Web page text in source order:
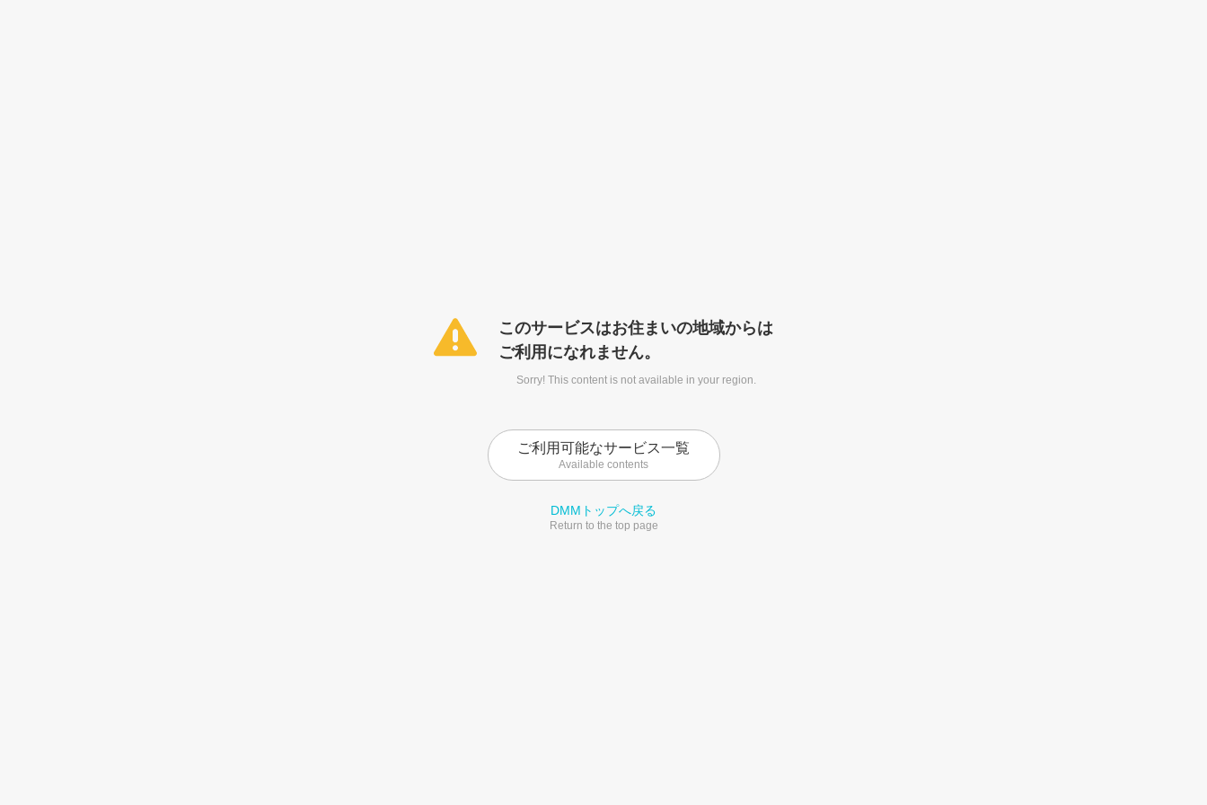
このサービスはお住まいの地域からは
ご利用になれません。
Sorry! This content is not available in your region.
ご利用可能なサービス一覧
Available contents
DMMトップへ戻る
Return to the top page